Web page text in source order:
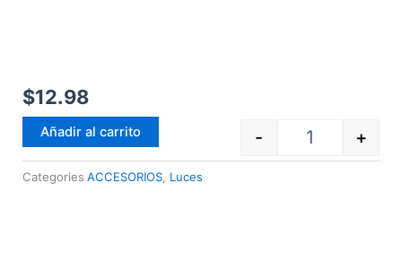
$12.98
- +
Añadir al carrito
Categories ACCESORIOS Luces